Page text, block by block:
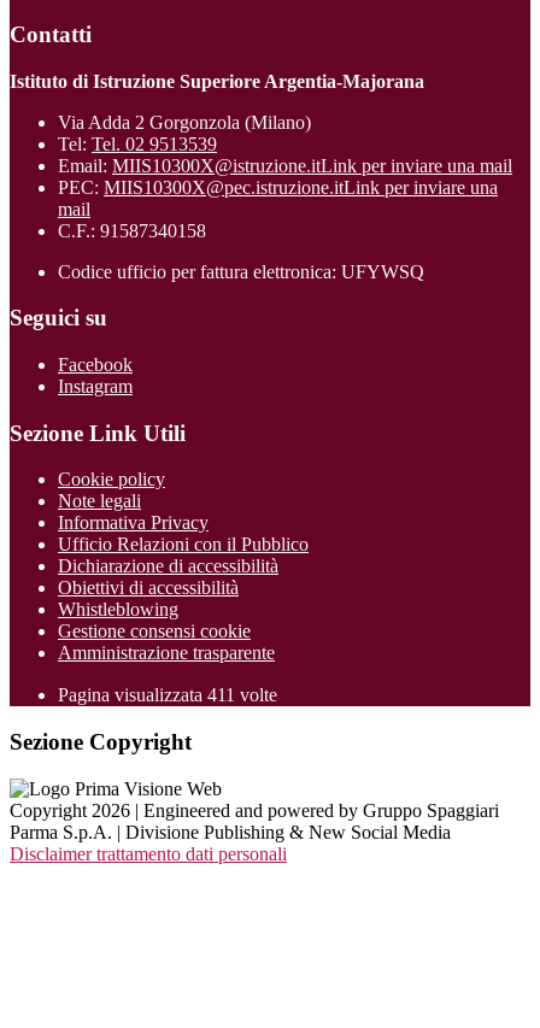
Contatti
Istituto di Istruzione Superiore Argentia-Majorana
Via Adda 2 Gorgonzola (Milano)
Tel: Tel. 02 9513539
Email: MIIS10300X@istruzione.itLink per inviare una mail
PEC: MIIS10300X@pec.istruzione.itLink per inviare una
mail
C.F.: 91587340158
Codice ufficio per fattura elettronica: UFYWSQ
Seguici su
Facebook
Instagram
Sezione Link Utili
Cookie policy
Note legali
Informativa Privacy
Ufficio Relazioni con il Pubblico
Dichiarazione di accessibilità
Obiettivi di accessibilità
Whistleblowing
Gestione consensi cookie
Amministrazione trasparente
Pagina visualizzata 411 volte
Sezione Copyright
Copyright 2026 | Engineered and powered by Gruppo Spaggiari
Parma S.p.A. | Divisione Publishing & New Social Media
Disclaimer trattamento dati personali